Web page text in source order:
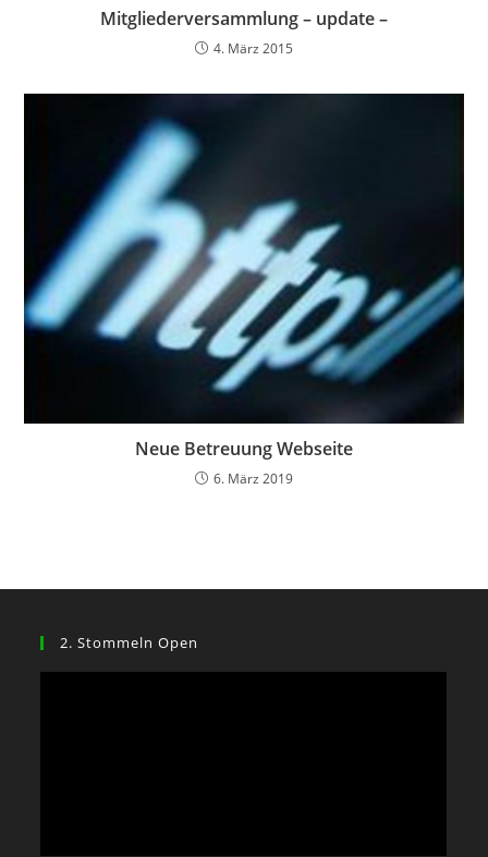
Mitgliederversammlung – update –
4. März 2015
Neue Betreuung Webseite
6. März 2019
2. Stommeln Open